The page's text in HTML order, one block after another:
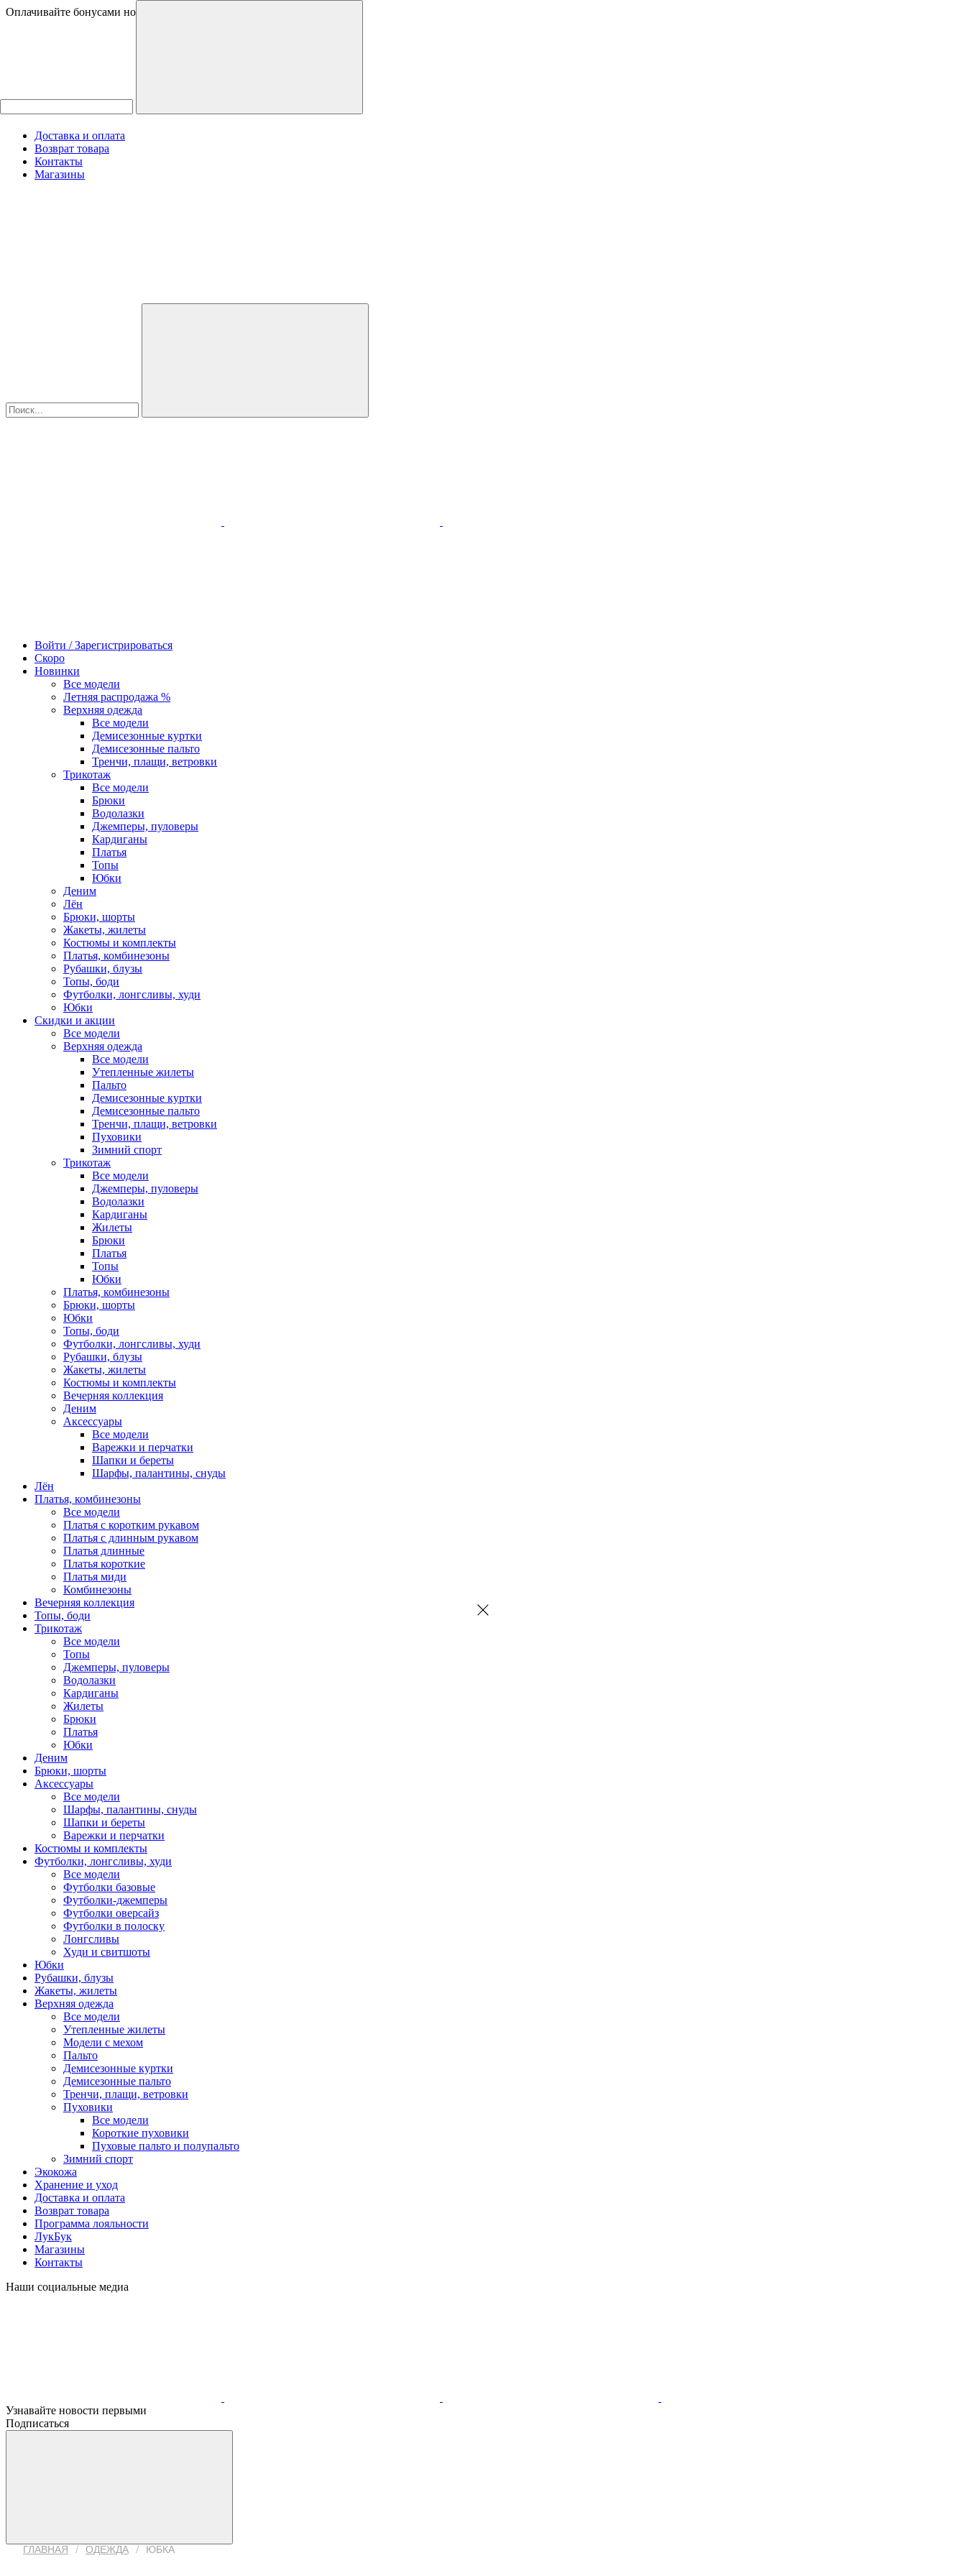
Оплачивайте бонусами новинки и товары со скидками
Доставка и оплата
Возврат товара
Контакты
Магазины
Войти / Зарегистрироваться
Скоро
Новинки
Все модели
Летняя распродажа %
Верхняя одежда
Все модели
Демисезонные куртки
Демисезонные пальто
Тренчи, плащи, ветровки
Трикотаж
Все модели
Брюки
Водолазки
Джемперы, пуловеры
Кардиганы
Платья
Топы
Юбки
Деним
Лён
Брюки, шорты
Жакеты, жилеты
Костюмы и комплекты
Платья, комбинезоны
Рубашки, блузы
Топы, боди
Футболки, лонгсливы, худи
Юбки
Скидки и акции
Все модели
Верхняя одежда
Все модели
Утепленные жилеты
Пальто
Демисезонные куртки
Демисезонные пальто
Тренчи, плащи, ветровки
Пуховики
Зимний спорт
Трикотаж
Все модели
Джемперы, пуловеры
Водолазки
Кардиганы
Жилеты
Брюки
Платья
Топы
Юбки
Платья, комбинезоны
Брюки, шорты
Юбки
Топы, боди
Футболки, лонгсливы, худи
Рубашки, блузы
Жакеты, жилеты
Костюмы и комплекты
Вечерняя коллекция
Деним
Аксессуары
Все модели
Варежки и перчатки
Шапки и береты
Шарфы, палантины, снуды
Лён
Платья, комбинезоны
Все модели
Платья с коротким рукавом
Платья с длинным рукавом
Платья длинные
Платья короткие
Платья миди
Комбинезоны
Вечерняя коллекция
Топы, боди
Трикотаж
Все модели
Топы
Джемперы, пуловеры
Водолазки
Кардиганы
Жилеты
Брюки
Платья
Юбки
Деним
Брюки, шорты
Аксессуары
Все модели
Шарфы, палантины, снуды
Шапки и береты
Варежки и перчатки
Костюмы и комплекты
Футболки, лонгсливы, худи
Все модели
Футболки базовые
Футболки-джемперы
Футболки оверсайз
Футболки в полоску
Лонгсливы
Худи и свитшоты
Юбки
Рубашки, блузы
Жакеты, жилеты
Верхняя одежда
Все модели
Утепленные жилеты
Модели с мехом
Пальто
Демисезонные куртки
Демисезонные пальто
Тренчи, плащи, ветровки
Пуховики
Все модели
Короткие пуховики
Пуховые пальто и полупальто
Зимний спорт
Экокожа
Хранение и уход
Доставка и оплата
Возврат товара
Программа лояльности
ЛукБук
Магазины
Контакты
Наши социальные медиа
Узнавайте новости первыми
Подписаться
ГЛАВНАЯ / ОДЕЖДА / ЮБКА